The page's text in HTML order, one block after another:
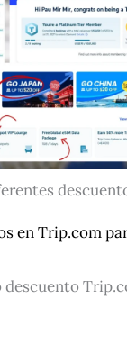
en Trip.com
descuento